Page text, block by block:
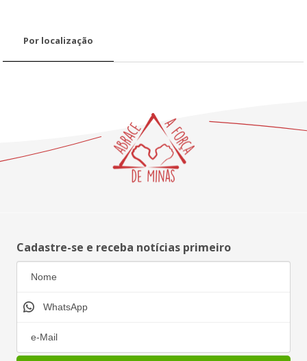
Por localização
Cadastre-se e receba notícias primeiro